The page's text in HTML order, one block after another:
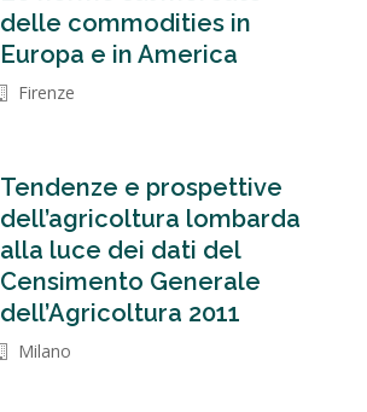
delle commodities in
Europa e in America
Firenze
Tendenze e prospettive
dell’agricoltura lombarda
alla luce dei dati del
Censimento Generale
dell’Agricoltura 2011
Milano